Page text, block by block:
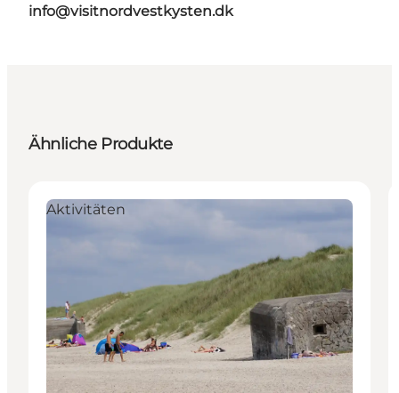
info@visitnordvestkysten.dk
Ähnliche Produkte
Aktivitäten